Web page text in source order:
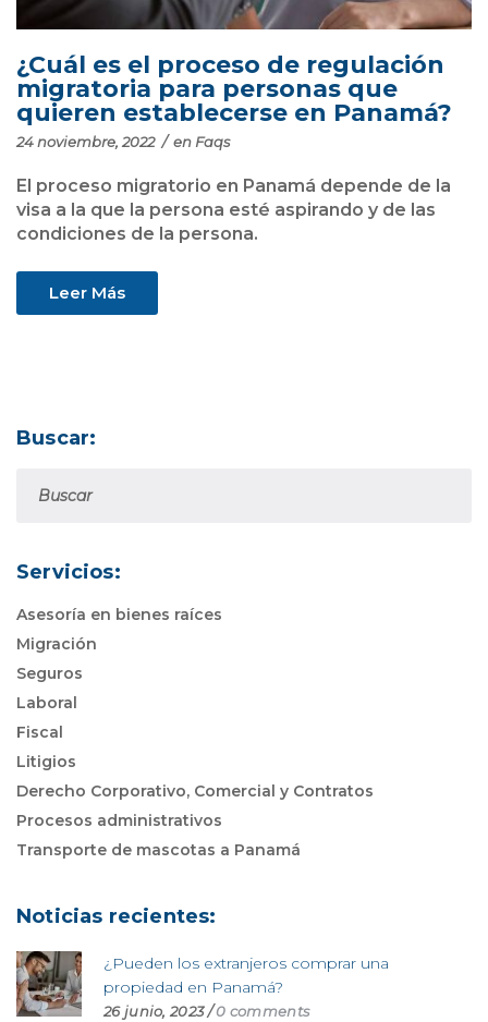
¿Cuál es el proceso de regulación
migratoria para personas que
quieren establecerse en Panamá?
24 noviembre, 2022 /en Faqs
El proceso migratorio en Panamá depende de la
visa a la que la persona esté aspirando y de las
condiciones de la persona.
Leer Más
Buscar:
Servicios:
Asesoría en bienes raíces
Migración
Seguros
Laboral
Fiscal
Litigios
Derecho Corporativo, Comercial y Contratos
Procesos administrativos
Transporte de mascotas a Panamá
Noticias recientes:
¿Pueden los extranjeros comprar una
propiedad en Panamá?
26 junio, 2023 /0 comments